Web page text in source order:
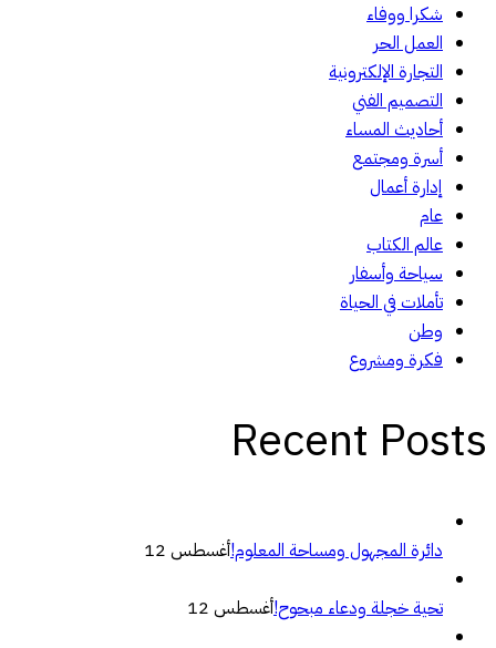
شكرا ووفاء
العمل الحر
التجارة الإلكترونية
التصميم الفني
أحاديث المساء
أسرة ومجتمع
إدارة أعمال
عام
عالم الكتاب
سياحة وأسفار
تأملات في الحياة
وطن
فكرة ومشروع
Recent Posts
دائرة المجهول ومساحة المعلوم!أغسطس 12
تحية خجلة ودعاء مبحوح!أغسطس 12